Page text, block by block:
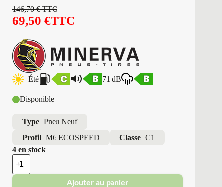
146,70€TTC
69,50 €TTC
Été 71 dB
Disponible
Type Pneu Neuf
Profil M6 ECOSPEED Classe C1
4 en stock
quantité
de
Minerva
Ajouter au panier